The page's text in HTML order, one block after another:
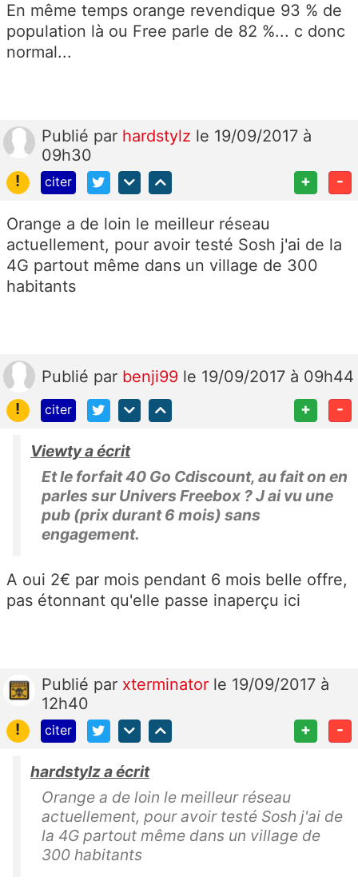
En même temps orange revendique 93 % de
population là ou Free parle de 82 %... c donc
normal...
Publié par hardstylz le 19/09/2017 à
09h30
!
citer + -
Orange a de loin le meilleur réseau
actuellement, pour avoir testé Sosh j'ai de la
4G partout même dans un village de 300
habitants
Publié par benji99 le 19/09/2017 à 09h44
!
citer + -
Viewty a écrit
Et le forfait 40 Go Cdiscount, au fait on en
parles sur Univers Freebox ? J ai vu une
pub (prix durant 6 mois) sans
engagement.
A oui 2€ par mois pendant 6 mois belle offre,
pas étonnant qu'elle passe inaperçu ici
Publié par xterminator le 19/09/2017 à
12h40
!
citer + -
hardstylz a écrit
Orange a de loin le meilleur réseau
actuellement, pour avoir testé Sosh j'ai de
la 4G partout même dans un village de
300 habitants